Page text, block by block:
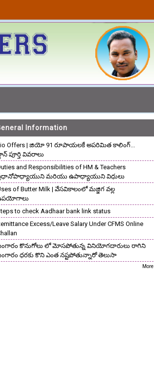
Information
Offers | జియో 91 రూపాయలకే అపరిమిత కాలింగ్...
పూర్తి వివరాలు
and Responsibilities of HM & Teachers
మరియు ఉపాధ్యాయుని విధులు
of Butter Milk | వేసవికాలంలో మజ్జిగ వల్ల
to check Aadhaar bank link status
Excess/Leave Salary Under CFMS Online
కొనుగోలు లో మోసపోతున్న వినియోగదారులు రాగిని
ధరకు కొని ఎంత నష్టపోతున్నారో తెలుసా
More